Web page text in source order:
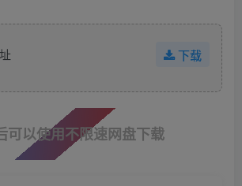
下载
可以使用不限速网盘下载